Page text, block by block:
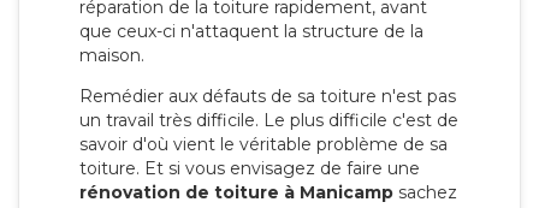
réparation de la toiture rapidement, avant
que ceux-ci n'attaquent la structure de la
maison.
Remédier aux défauts de sa toiture n'est pas
un travail très difficile. Le plus difficile c'est de
savoir d'où vient le véritable problème de sa
toiture. Et si vous envisagez de faire une
rénovation de toiture à Manicamp sachez